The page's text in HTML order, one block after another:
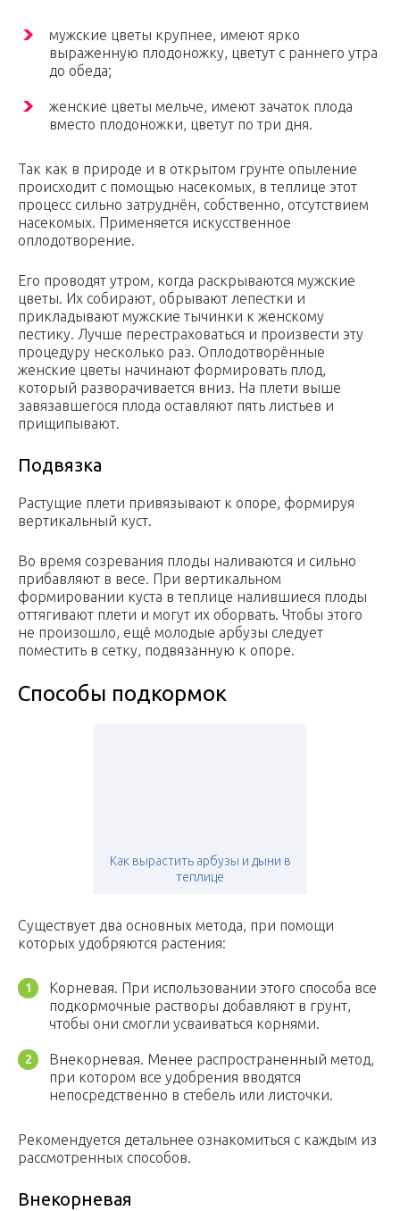
мужские цветы крупнее, имеют ярко
выраженную плодоножку, цветут с раннего утра
до обеда;
женские цветы мельче, имеют зачаток плода
вместо плодоножки, цветут по три дня.
Так как в природе и в открытом грунте опыление
происходит с помощью насекомых, в теплице этот
процесс сильно затруднён, собственно, отсутствием
насекомых. Применяется искусственное
оплодотворение.
Его проводят утром, когда раскрываются мужские
цветы. Их собирают, обрывают лепестки и
прикладывают мужские тычинки к женскому
пестику. Лучше перестраховаться и произвести эту
процедуру несколько раз. Оплодотворённые
женские цветы начинают формировать плод,
который разворачивается вниз. На плети выше
завязавшегося плода оставляют пять листьев и
прищипывают.
Подвязка
Растущие плети привязывают к опоре, формируя
вертикальный куст.
Во время созревания плоды наливаются и сильно
прибавляют в весе. При вертикальном
формировании куста в теплице налившиеся плоды
оттягивают плети и могут их оборвать. Чтобы этого
не произошло, ещё молодые арбузы следует
поместить в сетку, подвязанную к опоре.
Способы подкормок
Как вырастить арбузы и дыни в
теплице
Существует два основных метода, при помощи
которых удобряются растения:
Корневая. При использовании этого способа все
подкормочные растворы добавляют в грунт,
чтобы они смогли усваиваться корнями.
Внекорневая. Менее распространенный метод,
при котором все удобрения вводятся
непосредственно в стебель или листочки.
Рекомендуется детальнее ознакомиться с каждым из
рассмотренных способов.
Внекорневая